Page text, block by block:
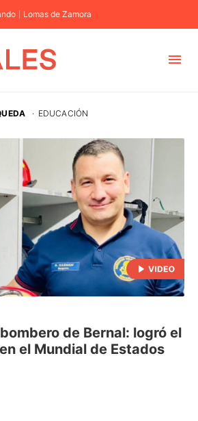
Lomas de Zamora
· EDUCACIÓN
de Bernal: logró el
el Mundial de Estados